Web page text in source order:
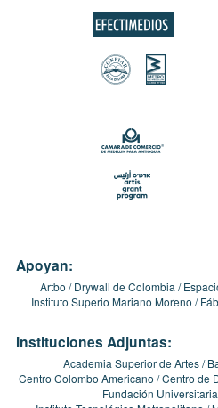
Apoyan:
Artbo Drywall de Colombia
Instituto Superio Mariano Moreno
Instituciones Adjuntas:
Academia Superior de Artes
Centro Colombo Americano Centro de
Fundación